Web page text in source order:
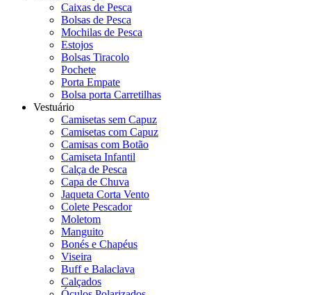
Caixas de Pesca
Bolsas de Pesca
Mochilas de Pesca
Estojos
Bolsas Tiracolo
Pochete
Porta Empate
Bolsa porta Carretilhas
Vestuário
Camisetas sem Capuz
Camisetas com Capuz
Camisas com Botão
Camiseta Infantil
Calça de Pesca
Capa de Chuva
Jaqueta Corta Vento
Colete Pescador
Moletom
Manguito
Bonés e Chapéus
Viseira
Buff e Balaclava
Calçados